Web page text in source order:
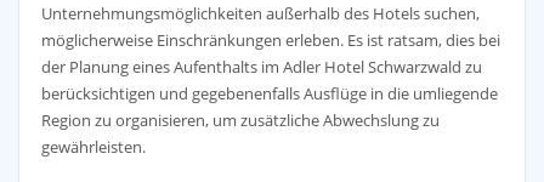
Unternehmungsmöglichkeiten außerhalb des Hotels suchen,
möglicherweise Einschränkungen erleben. Es ist ratsam, dies bei
der Planung eines Aufenthalts im Adler Hotel Schwarzwald zu
berücksichtigen und gegebenenfalls Ausflüge in die umliegende
Region zu organisieren, um zusätzliche Abwechslung zu
gewährleisten.